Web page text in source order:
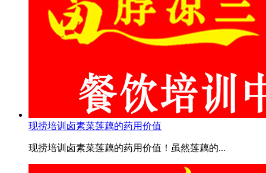
现捞培训卤素菜莲藕的药用价值
现捞培训卤素菜莲藕的药用价值！虽然莲藕的...